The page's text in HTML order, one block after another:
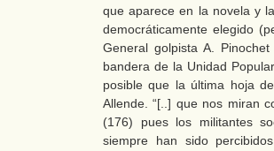
que aparece en la novela y
democráticamente elegido
General golpista A.
bandera de la Unidad
posible que la última hoja
Allende. “[..] que nos miran
(176) pues los militantes
siempre han sido